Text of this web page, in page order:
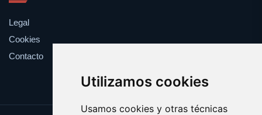
Utilizamos cookies
Usamos cookies y otras técnicas
Legal
Cookies
Contacto